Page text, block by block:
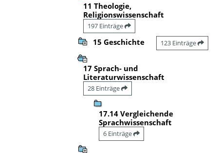
11 Theologie,
Religionswissenschaft
197 Einträge
15 Geschichte 123 Einträge
17 Sprach- und
Literaturwissenschaft
28 Einträge
17.14 Vergleichende
Sprachwissenschaft
6 Einträge